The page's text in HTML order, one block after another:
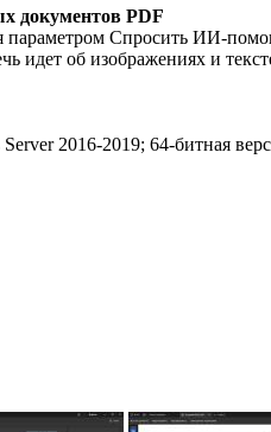
документов PDF
параметром Спросить ИИ-
идет об изображениях и
2016-2019; 64-битная